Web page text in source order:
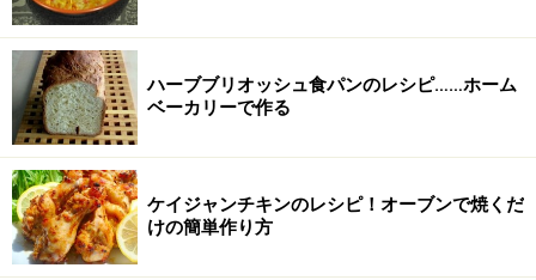
ハーブブリオッシュ食パンのレシピ……ホーム
ベーカリーで作る
ケイジャンチキンのレシピ！オーブンで焼くだ
けの簡単作り方